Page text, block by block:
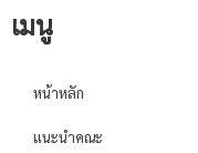
เมนู
หน้าหลัก
แนะนำคณะ